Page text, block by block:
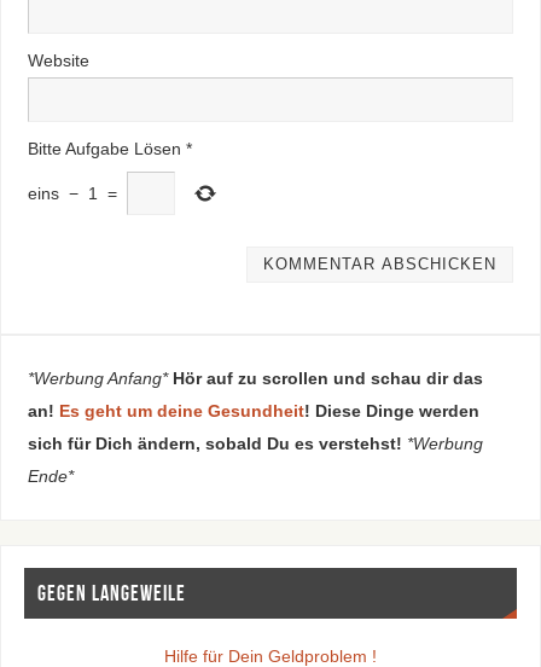
Website
Bitte Aufgabe Lösen *
eins − 1 =
*Werbung Anfang* Hör auf zu scrollen und schau dir das
an! Es geht um deine Gesundheit! Diese Dinge werden
sich für Dich ändern, sobald Du es verstehst! *Werbung
Ende*
Gegen Langeweile
Hilfe für Dein Geldproblem !